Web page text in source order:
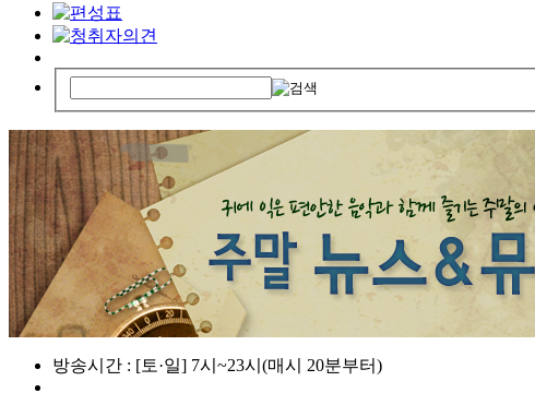
방송시간 : [토·일] 7시~23시(매시 20분부터)